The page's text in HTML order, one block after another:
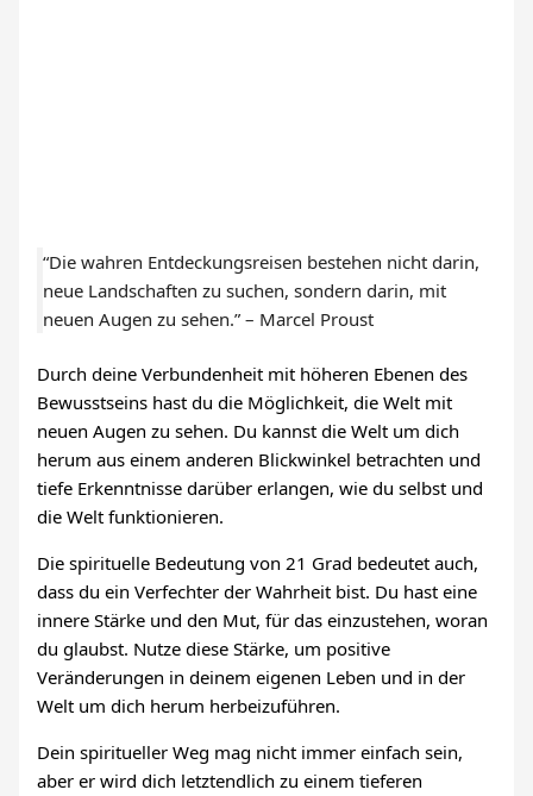
“Die wahren Entdeckungsreisen bestehen nicht darin,
neue Landschaften zu suchen, sondern darin, mit
neuen Augen zu sehen.” – Marcel Proust
Durch deine Verbundenheit mit höheren Ebenen des
Bewusstseins hast du die Möglichkeit, die Welt mit
neuen Augen zu sehen. Du kannst die Welt um dich
herum aus einem anderen Blickwinkel betrachten und
tiefe Erkenntnisse darüber erlangen, wie du selbst und
die Welt funktionieren.
Die spirituelle Bedeutung von 21 Grad bedeutet auch,
dass du ein Verfechter der Wahrheit bist. Du hast eine
innere Stärke und den Mut, für das einzustehen, woran
du glaubst. Nutze diese Stärke, um positive
Veränderungen in deinem eigenen Leben und in der
Welt um dich herum herbeizuführen.
Dein spiritueller Weg mag nicht immer einfach sein,
aber er wird dich letztendlich zu einem tieferen